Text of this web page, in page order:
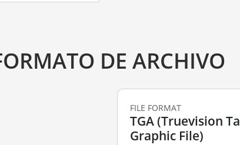
DE ARCHIVO
FILE FORMAT
TGA (Truevision
Graphic File)